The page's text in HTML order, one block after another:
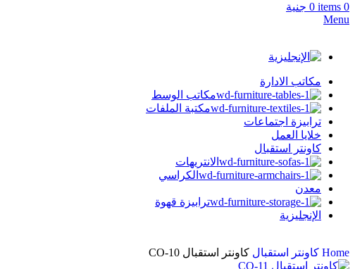
0
items
0 جنية
Menu
مكاتب الادارة
مكاتب الوسط
مكتبة الملفات
ترابيزة اجتماعات
خلايا العمل
كاونتر استقبال
الانتريهات
الكراسي
معدن
ترابيزة قهوة
الإنجليزية
Home كاونتر استقبال كاونتر استقبال CO-10